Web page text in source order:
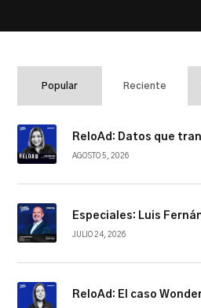
Popular Reciente
AGOSTO 5, 2026
JULIO 24, 2026